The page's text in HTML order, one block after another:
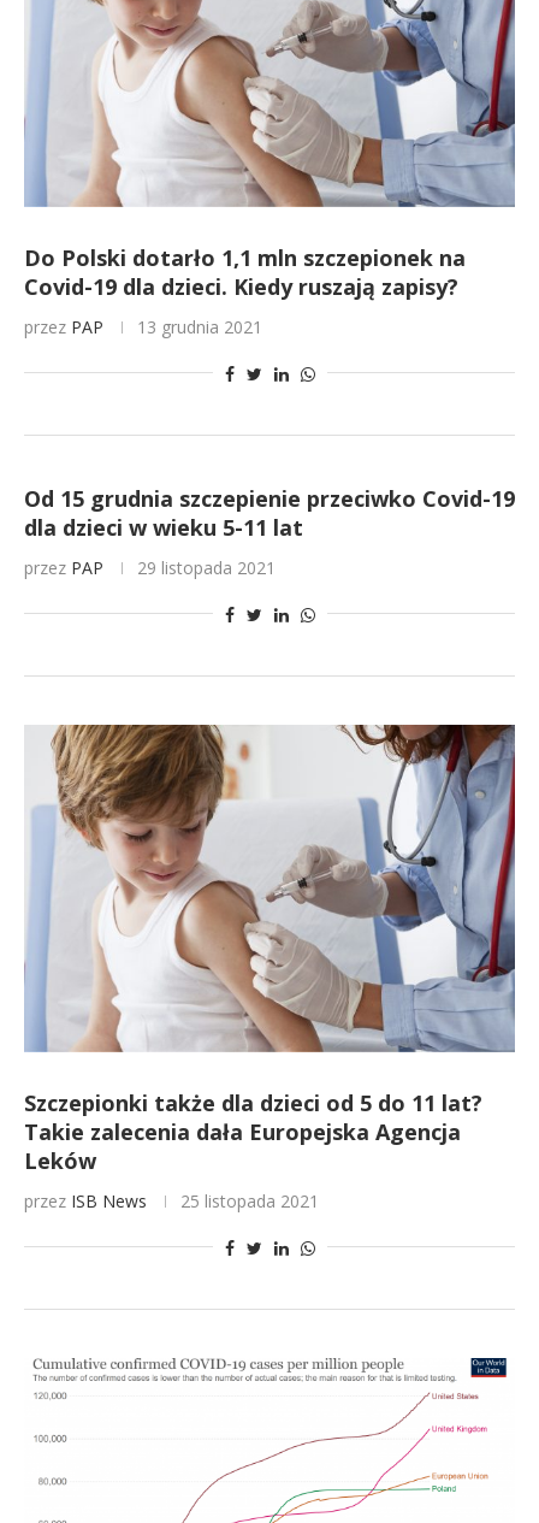
Do Polski dotarło 1,1 mln szczepionek na
Covid-19 dla dzieci. Kiedy ruszają zapisy?
przez PAP 13 grudnia 2021
Od 15 grudnia szczepienie przeciwko Covid-19
dla dzieci w wieku 5-11 lat
przez PAP 29 listopada 2021
Szczepionki także dla dzieci od 5 do 11 lat?
Takie zalecenia dała Europejska Agencja
Leków
przez ISB News 25 listopada 2021